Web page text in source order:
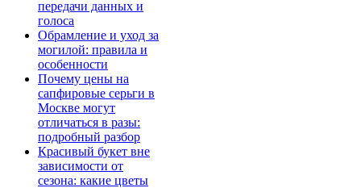
передачи данных и
голоса
Обрамление и уход за
могилой: правила и
особенности
Почему цены на
сапфировые серьги в
Москве могут
отличаться в разы:
подробный разбор
Красивый букет вне
зависимости от
сезона: какие цветы